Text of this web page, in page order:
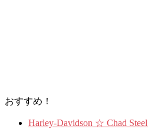
おすすめ！
Harley-Davidson ☆ Chad